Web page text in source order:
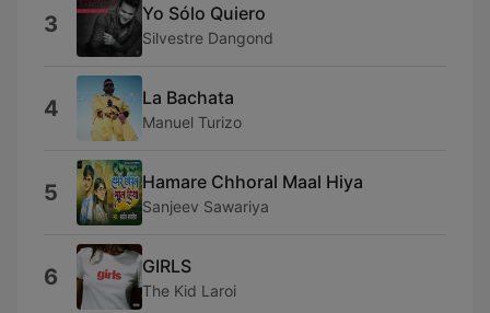
3 Yo Sólo Quiero
Silvestre Dangond
4 La Bachata
Manuel Turizo
5 Hamare Chhoral Maal Hiya
Sanjeev Sawariya
6 GIRLS
The Kid Laroi